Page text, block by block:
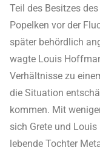
Teil des Besitzes
Popelken vor der
später behördlich
wagte Louis
Verhältnisse zu
die Situation
kommen. Mit
sich Grete und
lebende Tochter